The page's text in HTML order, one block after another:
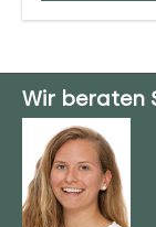
Wir beraten